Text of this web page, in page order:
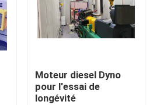
Moteur diesel Dyno
pour l'essai de
longévité